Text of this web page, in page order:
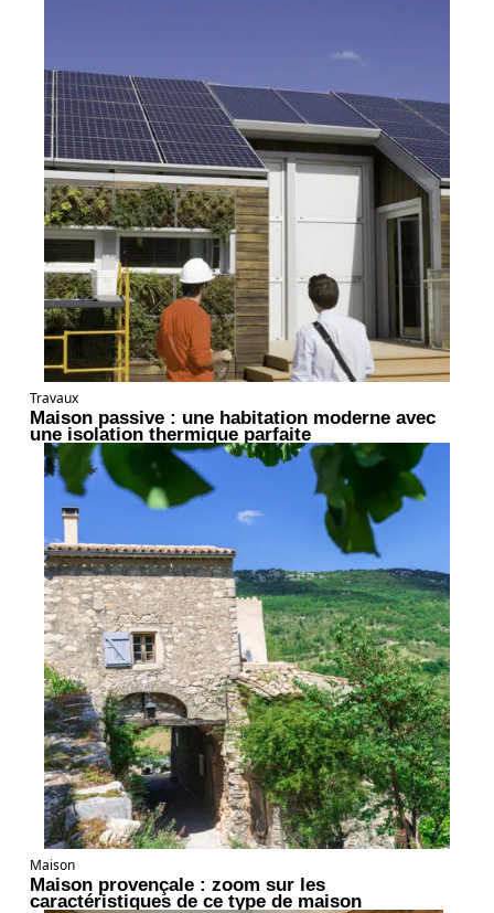
Travaux
Maison passive : une habitation moderne avec
une isolation thermique parfaite
Maison
Maison provençale : zoom sur les
caractéristiques de ce type de maison